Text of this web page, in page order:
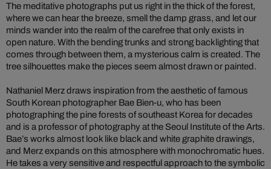
The meditative photographs put us right in the thick of the forest,
where we can hear the breeze, smell the damp grass, and let our
minds wander into the realm of the carefree that only exists in
open nature. With the bending trunks and strong backlighting that
comes through between them, a mysterious calm is created. The
tree silhouettes make the pieces seem almost drawn or painted.
Nathaniel Merz draws inspiration from the aesthetic of famous
South Korean photographer Bae Bien-u, who has been
photographing the pine forests of southeast Korea for decades
and is a professor of photography at the Seoul Institute of the Arts.
Bae’s works almost look like black and white graphite drawings,
and Merz expands on this atmosphere with monochromatic hues.
He takes a very sensitive and respectful approach to the symbolic